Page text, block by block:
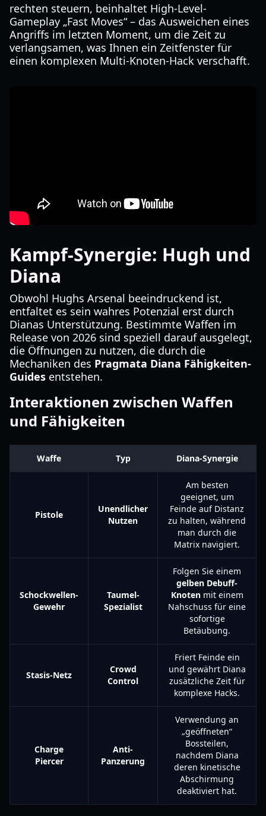
rechten steuern, beinhaltet High-Level-
Gameplay „Fast Moves“ – das Ausweichen eines
Angriffs im letzten Moment, um die Zeit zu
verlangsamen, was Ihnen ein Zeitfenster für
einen komplexen Multi-Knoten-Hack verschafft.
Kampf-Synergie: Hugh und
Diana
Obwohl Hughs Arsenal beeindruckend ist,
entfaltet es sein wahres Potenzial erst durch
Dianas Unterstützung. Bestimmte Waffen im
Release von 2026 sind speziell darauf ausgelegt,
die Öffnungen zu nutzen, die durch die
Mechaniken des Pragmata Diana Fähigkeiten-
Guides entstehen.
Interaktionen zwischen Waffen
und Fähigkeiten
Waffe Typ Diana-Synergie
Pistole
Unendlicher
Nutzen
Am besten
geeignet, um
Feinde auf Distanz
zu halten, während
man durch die
Matrix navigiert.
Schockwellen-
Gewehr
Taumel-
Spezialist
Folgen Sie einem
gelben Debuff-
Knotenmit einem
Nahschuss für eine
sofortige
Betäubung.
Stasis-Netz
Crowd
Control
Friert Feinde ein
und gewährt Diana
zusätzliche Zeit für
komplexe Hacks.
Charge
Piercer
Anti-
Panzerung
Verwendung an
„geöffneten“
Bossteilen,
nachdem Diana
deren kinetische
Abschirmung
deaktiviert hat.